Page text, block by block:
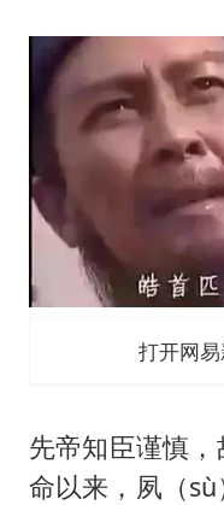
打开网
先帝知臣谨慎
命以来，夙（sù